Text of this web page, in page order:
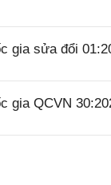
gia sửa đổi
gia QCVN